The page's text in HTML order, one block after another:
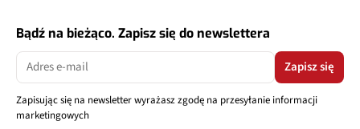
Bądź na bieżąco. Zapisz się do newslettera
Zapisz się
Zapisując się na newsletter wyrażasz zgodę na przesyłanie informacji
marketingowych